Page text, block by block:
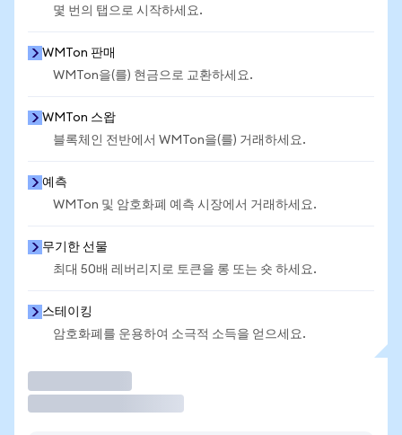
몇 번의 탭으로 시작하세요.
WMTon 판매
WMTon을(를) 현금으로 교환하세요.
WMTon 스왑
블록체인 전반에서 WMTon을(를) 거래하세요.
예측
WMTon 및 암호화폐 예측 시장에서 거래하세요.
무기한 선물
최대 50배 레버리지로 토큰을 롱 또는 숏 하세요.
스테이킹
암호화폐를 운용하여 소극적 소득을 얻으세요.